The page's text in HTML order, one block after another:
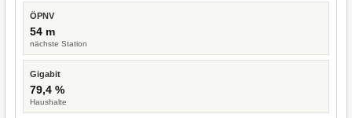
ÖPNV
54 m
nächste Station
Gigabit
79,4 %
Haushalte